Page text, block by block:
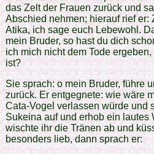
das Zelt der Frauen zurück und
Abschied nehmen; hierauf rief
Atika, ich sage euch Lebewohl.
mein Bruder, so hast du dich
ich mich nicht dem Tode
ist?
Sie sprach: o mein Bruder, führe
zurück. Er entgegnete: wie wäre
Cata-Vogel verlassen würde und
Sukeina auf und erhob ein lautes
wischte ihr die Tränen ab und
besonders lieb, dann sprach er: